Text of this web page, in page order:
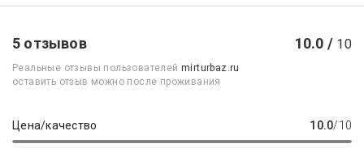
5 отзывов 10.0 / 10
Реальные отзывы пользователейmirturbaz.ru
оставить отзыв можно после проживания
Цена/качество 10.0/10